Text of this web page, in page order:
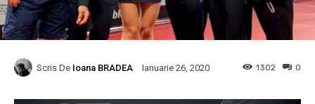
Scris De Ioana BRADEA Ianuarie 26, 2020 0
1302